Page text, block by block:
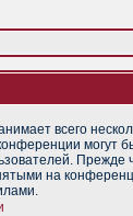
всего
могут
Прежде
на